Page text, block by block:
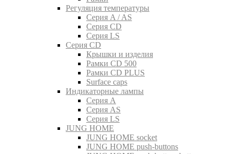
Регуляция температуры
Серия A / AS
Серия CD
Серия LS
Серия CD
Крышки и изделия
Рамки CD 500
Рамки CD PLUS
Surface caps
Индикаторные лампы
Серия A
Серия AS
Серия LS
JUNG HOME
JUNG HOME socket
JUNG HOME push-buttons